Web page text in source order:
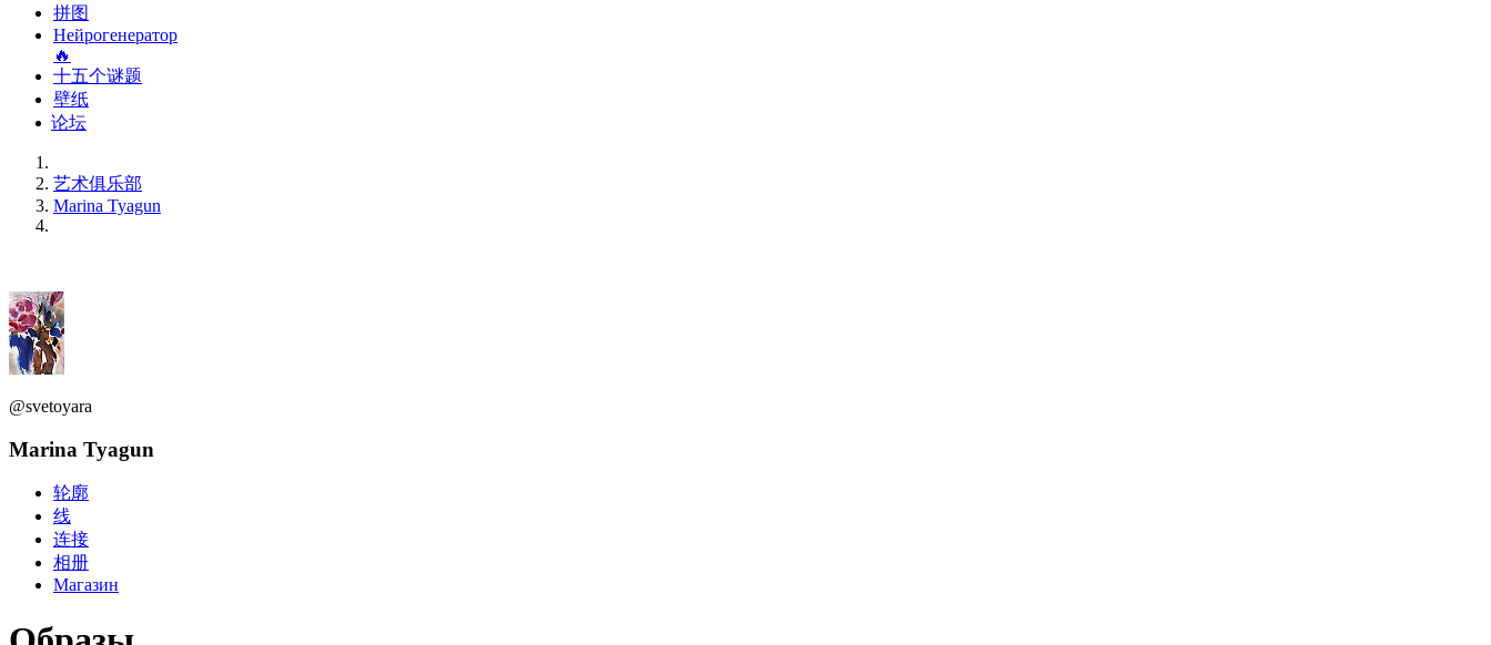
拼图
Нейрогенератор
🔥
十五个谜题
壁纸
论坛
艺术俱乐部
Marina Tyagun
@svetoyara
Marina Tyagun
轮廓
线
连接
相册
Магазин